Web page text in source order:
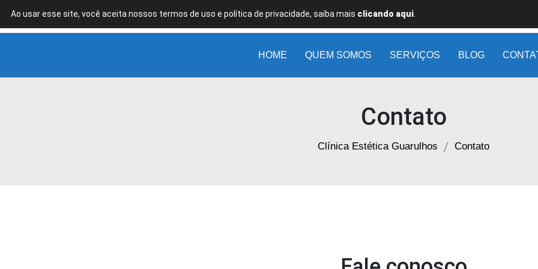
de
Guarulhos
HOME QUEM SOMOS SERVIÇOS BLOG
Contato
Clínica Estética Guarulhos Contato
Ao usar esse site, você aceita nossos termos de uso e política de privacidade, saiba mais clicando aqui